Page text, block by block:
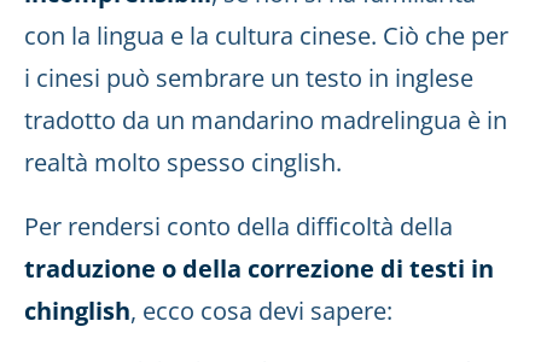
con la lingua e la cultura cinese. Ciò che per
i cinesi può sembrare un testo in inglese
tradotto da un mandarino madrelingua è in
realtà molto spesso cinglish.
Per rendersi conto della difficoltà della
traduzione o della correzione di testi in
chinglish, ecco cosa devi sapere: